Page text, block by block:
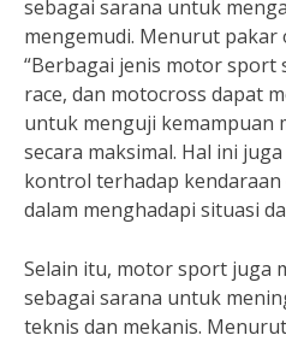
sebagai sarana untuk
mengemudi. Menurut pakar
“Berbagai jenis motor sport
race, dan motocross dapat
untuk menguji kemampuan
secara maksimal. Hal ini
kontrol terhadap kendaraan
dalam menghadapi situasi
Selain itu, motor sport juga
sebagai sarana untuk
teknis dan mekanis.